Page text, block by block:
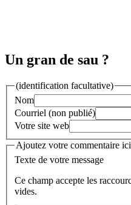
Un gran de sau ?
(identification facultative)
Nom
Courriel (non publié)
Votre site web
Ajoutez votre commentaire ici
Texte de votre message
Ce champ accepte les
vides.